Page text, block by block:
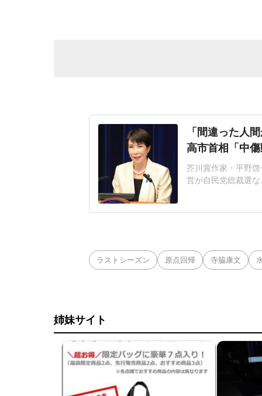
「間違った人
高市首相「中
芥川賞作家・平野
営が自民党総裁選
ラストシーズン 原点回帰 寺脇康文
姉妹サイト